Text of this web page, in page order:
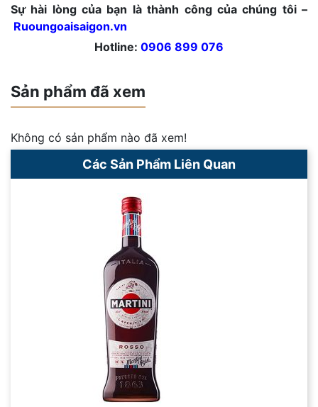
Sự hài lòng của bạn là thành công của chúng tôi –
Ruoungoaisaigon.vn
Hotline: 0906 899 076
Sản phẩm đã xem
Không có sản phẩm nào đã xem!
Các Sản Phẩm Liên Quan